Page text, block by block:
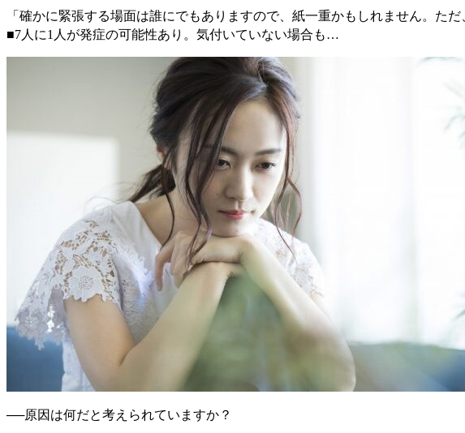
「確かに緊張する場面は誰にでもありますので、紙一重かもしれません。た
■7人に1人が発症の可能性あり。気付いていない場合も…
──原因は何だと考えられていますか？